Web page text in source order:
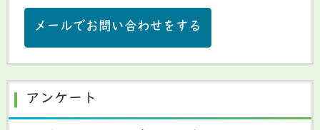
メールでお問い合わせをする
アンケート